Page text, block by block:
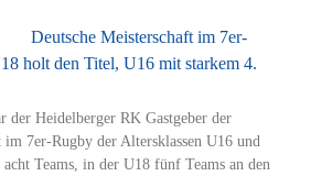
Deutsche Meisterschaft im 7er-
holt den Titel, U16 mit starkem 4.
der Heidelberger RK Gastgeber der
im 7er-Rugby der Altersklassen U16 und
Teams, in der U18 fünf Teams an den